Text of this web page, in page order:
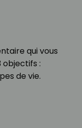
qui vous
objectifs :
de vie.